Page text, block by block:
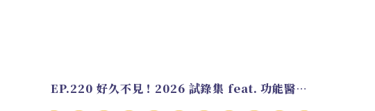
EP.220 好久不見！2026 試錄集 feat. 功能醫學營養師 美寶